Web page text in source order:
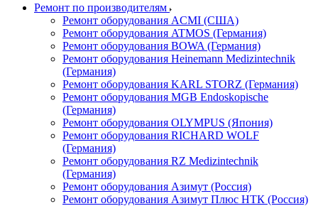
Ремонт по производителям
Ремонт оборудования ACMI (США)
Ремонт оборудования ATMOS (Германия)
Ремонт оборудования BOWA (Германия)
Ремонт оборудования Heinemann Medizintechnik
(Германия)
Ремонт оборудования KARL STORZ (Германия)
Ремонт оборудования MGB Endoskopische
(Германия)
Ремонт оборудования OLYMPUS (Япония)
Ремонт оборудования RICHARD WOLF
(Германия)
Ремонт оборудования RZ Medizintechnik
(Германия)
Ремонт оборудования Азимут (Россия)
Ремонт оборудования Азимут Плюс НТК (Россия)